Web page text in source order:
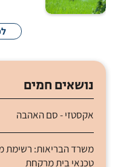
נושאים חמים
אקסטזי - סם האהבה
משרד הבריאות: רשימת
טכנאי בית מרקחת